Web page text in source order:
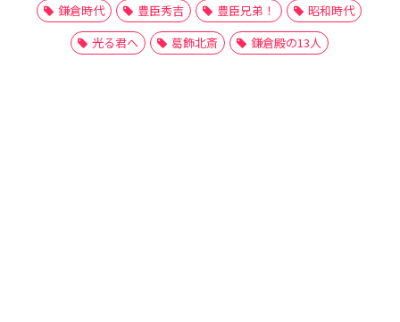
鎌倉時代
豊臣秀吉 豊臣兄弟！
昭和時代
光る君へ
葛飾北斎 鎌倉殿の13人